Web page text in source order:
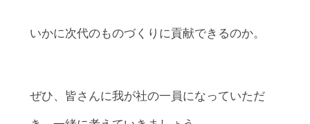
いかに次代のものづくりに貢献できるのか。
ぜひ、皆さんに我が社の一員になっていただ